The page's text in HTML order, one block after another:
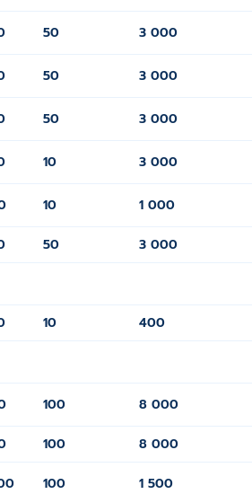
50 3 000
50 3 000
50 3 000
10 3 000
10 1 000
50 3 000
10 400
100 8 000
100 8 000
100 1 500